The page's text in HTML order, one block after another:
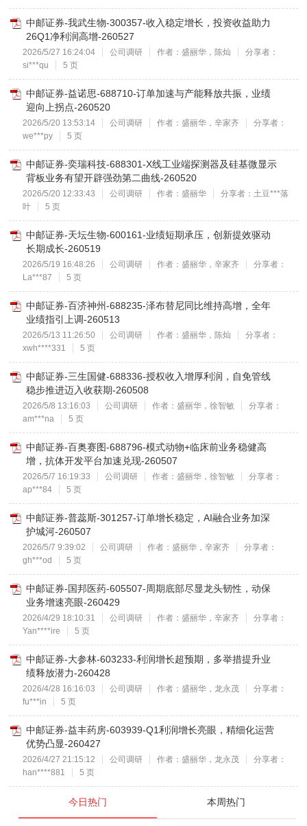
中邮证券-我武生物-300357-收入稳定增长，投资收益助力
26Q1净利润高增-260527
2026/5/27 16:24:04 公司调研 作者：盛丽华，陈灿
分享者：
si***qu
5 页
中邮证券-益诺思-688710-订单加速与产能释放共振，业绩
迎向上拐点-260520
2026/5/20 13:53:14 公司调研 作者：盛丽华，辛家齐
分享者：
we***py
5 页
中邮证券-奕瑞科技-688301-X线工业端探测器及硅基微显示
背板业务有望开辟强劲第二曲线-260520
2026/5/20 12:33:43 公司调研 作者：盛丽华
分享者：土豆***落
叶
5 页
中邮证券-天坛生物-600161-业绩短期承压，创新提效驱动
长期成长-260519
2026/5/19 16:48:26 公司调研 作者：盛丽华，辛家齐
分享者：
La***87
5 页
中邮证券-百济神州-688235-泽布替尼同比维持高增，全年
业绩指引上调-260513
2026/5/13 11:26:50 公司调研 作者：盛丽华，陈灿
分享者：
xwh****331
5 页
中邮证券-三生国健-688336-授权收入增厚利润，自免管线
稳步推进迈入收获期-260508
2026/5/8 13:16:03 公司调研 作者：盛丽华，徐智敏
分享者：
am***na
5 页
中邮证券-百奥赛图-688796-模式动物+临床前业务稳健高
增，抗体开发平台加速兑现-260507
2026/5/7 16:19:33 公司调研 作者：盛丽华，徐智敏
分享者：
ap***84
5 页
中邮证券-普蕊斯-301257-订单增长稳定，AI融合业务加深
护城河-260507
2026/5/7 9:39:02 公司调研 作者：盛丽华，辛家齐
分享者：
gh***od
5 页
中邮证券-国邦医药-605507-周期底部尽显龙头韧性，动保
业务增速亮眼-260429
2026/4/29 18:10:31 公司调研 作者：盛丽华，辛家齐
分享者：
Yan****ire
5 页
中邮证券-大参林-603233-利润增长超预期，多举措提升业
绩释放潜力-260428
2026/4/28 16:16:03 公司调研 作者：盛丽华，龙永茂
分享者：
fu***in
5 页
中邮证券-益丰药房-603939-Q1利润增长亮眼，精细化运营
优势凸显-260427
2026/4/27 21:15:12 公司调研 作者：盛丽华，龙永茂
分享者：
han****881
5 页
今日热门 本周热门